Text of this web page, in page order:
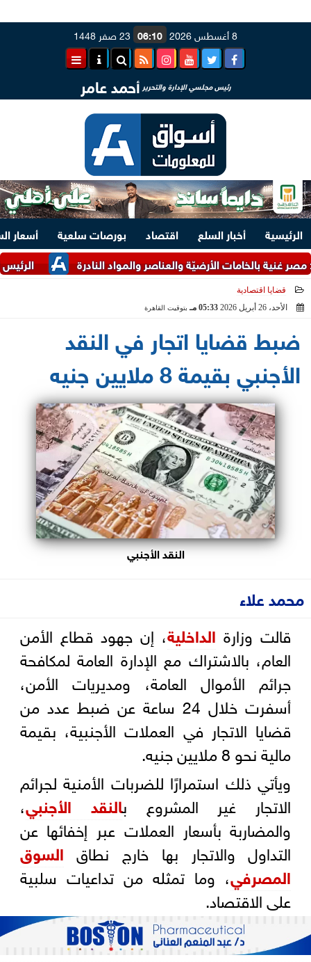
8 أغسطس 2026 06:10 23 صفر 1448
رئيس مجلسي الإدارة والتحرير أحمد عامر
الرئيسية أخبار السلع اقتصاد بورصات سلعية
أسعار
الرئيس
بالخامات الأرضيّة والعناصر والمواد النادرة
قضايا اقتصادية
الأحد، 26 أبريل 2026
05:33 مـ بتوقيت القاهرة
ضبط قضايا اتجار في النقد
الأجنبي بقيمة 8 ملايين جنيه
النقد الأجنبي
محمد علاء
قالت وزارة الداخلية، إن جهود قطاع الأمن
العام، بالاشتراك مع الإدارة العامة لمكافحة
جرائم الأموال العامة، ومديريات الأمن،
أسفرت خلال 24 ساعة عن ضبط عدد من
قضايا الاتجار في العملات الأجنبية، بقيمة
مالية نحو 8 ملايين جنيه.
ويأتي ذلك استمرارًا للضربات الأمنية لجرائم
الاتجار غير المشروع بالنقد الأجنبي،
والمضاربة بأسعار العملات عبر إخفائها عن
التداول والاتجار بها خارج نطاق السوق
المصرفي، وما تمثله من تداعيات سلبية
على الاقتصاد.